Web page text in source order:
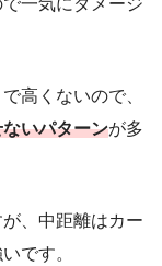
高くないので、
いパターンが多
、中距離はカー
です。